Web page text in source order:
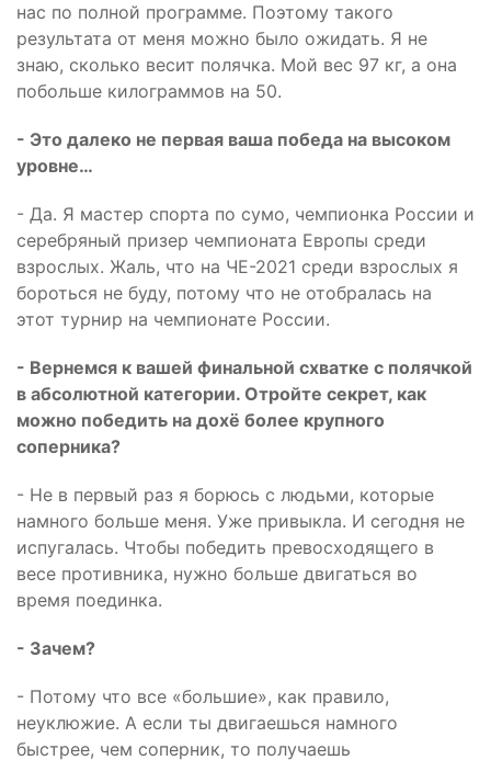
нас по полной программе. Поэтому такого
результата от меня можно было ожидать. Я не
знаю, сколько весит полячка. Мой вес 97 кг, а она
побольше килограммов на 50.
- Это далеко не первая ваша победа на высоком
уровне…
- Да. Я мастер спорта по сумо, чемпионка России и
серебряный призер чемпионата Европы среди
взрослых. Жаль, что на ЧЕ-2021 среди взрослых я
бороться не буду, потому что не отобралась на
этот турнир на чемпионате России.
- Вернемся к вашей финальной схватке с полячкой
в абсолютной категории. Отройте секрет, как
можно победить на дохё более крупного
соперника?
- Не в первый раз я борюсь с людьми, которые
намного больше меня. Уже привыкла. И сегодня не
испугалась. Чтобы победить превосходящего в
весе противника, нужно больше двигаться во
время поединка.
- Зачем?
- Потому что все «большие», как правило,
неуклюжие. А если ты двигаешься намного
быстрее, чем соперник, то получаешь